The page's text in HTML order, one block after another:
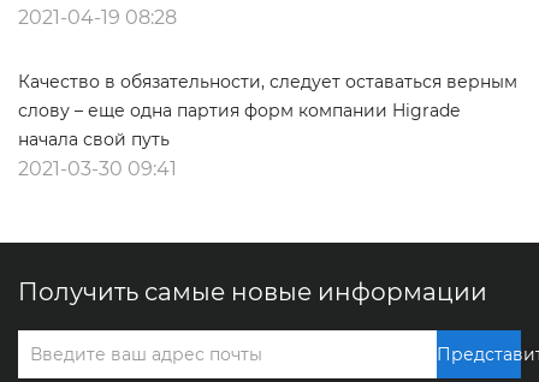
2021-04-19 08:28
Качество в обязательности, следует оставаться верным
слову – еще одна партия форм компании Higrade
начала свой путь
2021-03-30 09:41
Получить самые новые информации